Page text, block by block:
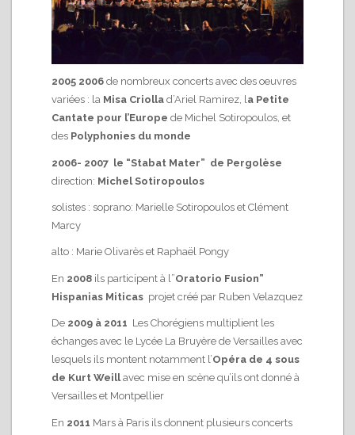
2005 2006 de nombreux concerts avec des oeuvres
variées : la Misa Criolla d’Ariel Ramirez, la Petite
Cantate pour l’Europe de Michel Sotiropoulos, et
des Polyphonies du monde
2006- 2007 le “Stabat Mater” de Pergolèse
direction: Michel Sotiropoulos
solistes : soprano: Marielle Sotiropoulos et Clément
Marcy
alto : Marie Olivarès et Raphaël Pongy
En 2008 ils participent à l”Oratorio Fusion”
Hispanias Miticas projet créé par Ruben Velazquez
De 2009 à 2011 Les Chorégiens multiplient les
échanges avec le Lycée La Bruyère de Versailles avec
lesquels ils montent notamment l’Opéra de 4 sous
de Kurt Weillavec mise en scène qu’ils ont donné à
Versailles et Montpellier
En 2011 Mars à Paris ils donnent plusieurs concerts